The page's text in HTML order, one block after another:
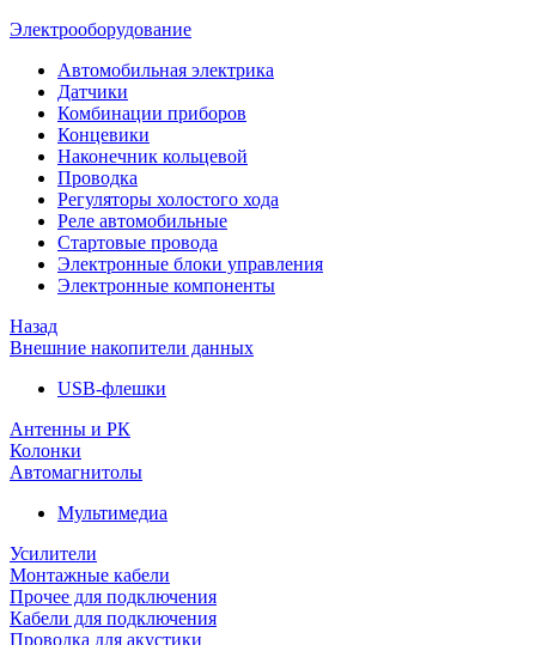
Электрооборудование
Автомобильная электрика
Датчики
Комбинации приборов
Концевики
Наконечник кольцевой
Проводка
Регуляторы холостого хода
Реле автомобильные
Стартовые провода
Электронные блоки управления
Электронные компоненты
Назад
Внешние накопители данных
USB-флешки
Антенны и РК
Колонки
Автомагнитолы
Мультимедиа
Усилители
Монтажные кабели
Прочее для подключения
Кабели для подключения
Проводка для акустики